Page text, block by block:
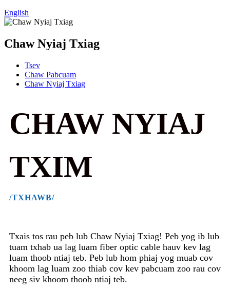
English
Chaw Nyiaj Txiag
Tsev
Chaw Pabcuam
Chaw Nyiaj Txiag
CHAW NYIAJ
TXIM
/TXHAWB/
Txais tos rau peb lub Chaw Nyiaj Txiag! Peb yog ib lub
tuam txhab ua lag luam fiber optic cable hauv kev lag
luam thoob ntiaj teb. Peb lub hom phiaj yog muab cov
khoom lag luam zoo thiab cov kev pabcuam zoo rau cov
neeg siv khoom thoob ntiaj teb.